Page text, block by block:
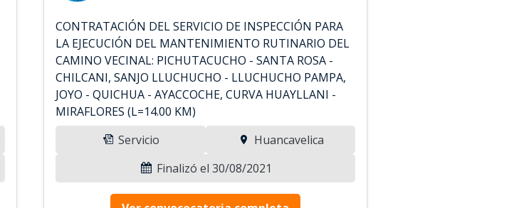
CONTRATACIÓN DEL SERVICIO DE INSPECCIÓN PARA
LA EJECUCIÓN DEL MANTENIMIENTO RUTINARIO DEL
CAMINO VECINAL: PICHUTACUCHO - SANTA ROSA -
CHILCANI, SANJO LLUCHUCHO - LLUCHUCHO PAMPA,
JOYO - QUICHUA - AYACCOCHE, CURVA HUAYLLANI -
MIRAFLORES (L=14.00 KM)
Servicio
Huancavelica
Finalizó el 30/08/2021